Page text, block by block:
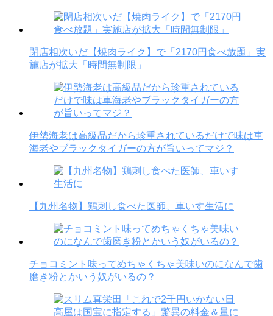
閉店相次いだ【焼肉ライク】で「2170円食べ放題」実
施店が拡大「時間無制限」
伊勢海老は高級品だから珍重されているだけで味は車
海老やブラックタイガーの方が旨いってマジ？
【九州名物】鶏刺し食べた医師、車いす生活に
チョコミント味ってめちゃくちゃ美味いのになんで歯
磨き粉とかいう奴がいるの？